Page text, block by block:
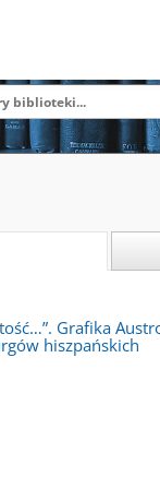
Grafika
hiszpańskich